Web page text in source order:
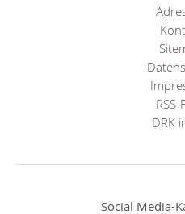
RSS-
DRK
Social Media-